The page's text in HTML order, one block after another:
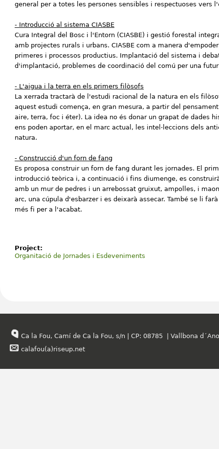
general per a totes les persones sensibles i respectuoses vers
- Introducció al sistema CIASBE
Cura Integral del Bosc i l'Entorn (CIASBE) i gestió forestal
amb projectes rurals i urbans. CIASBE com a manera
primeres i processos productius. Implantació del sistema i
d'implantació, problemes de coordinació del comú per una
- L'aigua i la terra en els primers filòsofs
La xerrada tractarà de l'estudi racional de la natura en els
aquest estudi comença, en gran mesura, a partir del
aire, terra, foc i éter). La idea no és donar un grapat de dades
ens poden aportar, en el marc actual, les intel·leccions dels
natura.
- Construcció d'un forn de fang
Es proposa construir un forn de fang durant les jornades. El
introducció teòrica i, a continuació i fins diumenge, es
amb un mur de pedres i un arrebossat gruixut, ampolles, i
arc, una cúpula d'esbarzer i es deixarà assecar. També se li
més fi per a l'acabat.
Project:
Organitació de Jornades i Esdeveniments
Ca la Fou, Camí de Ca la Fou, s/n | CP: 08785 | Vallbona
calafou(a)riseup.net